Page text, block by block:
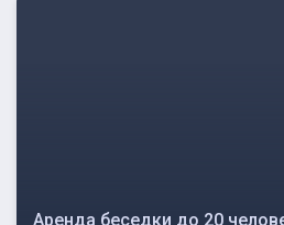
Аренда беседки до 20